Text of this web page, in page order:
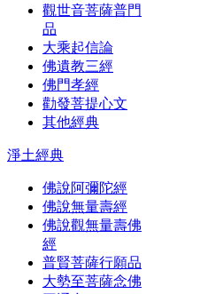
觀世音菩薩普門
品
大乘起信論
佛遺教三經
佛門孝經
勸發菩提心文
其他經典
淨土經典
佛說阿彌陀經
佛說無量壽經
佛說觀無量壽佛
經
普賢菩薩行願品
大勢至菩薩念佛